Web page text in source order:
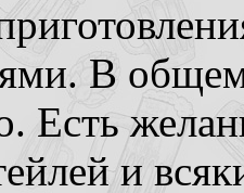
В
Есть
и